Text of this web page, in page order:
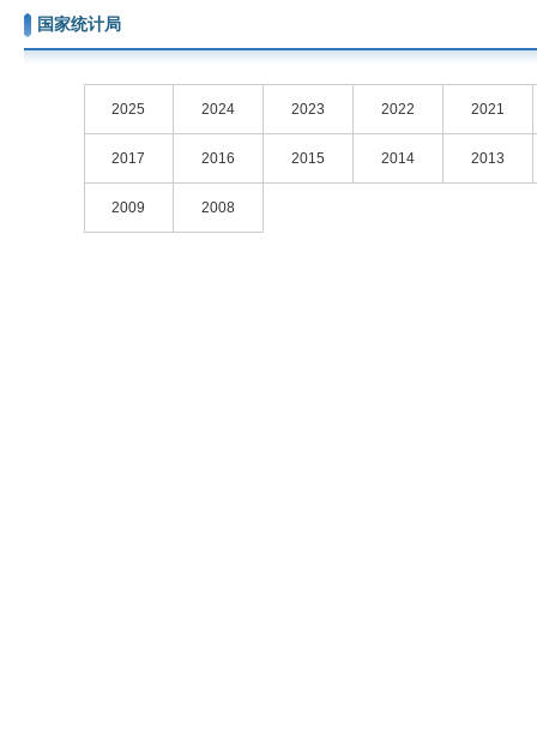
国家统计局
2025 2024 2023 2022 2021
2017 2016 2015 2014 2013
2009 2008